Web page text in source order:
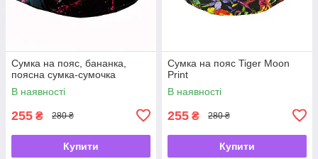
Сумка на пояс, бананка,
поясна сумка-сумочка
В наявності
255 ₴ 280 ₴
Купити
Сумка на пояс Tiger Moon
Print
В наявності
255 ₴ 280 ₴
Купити